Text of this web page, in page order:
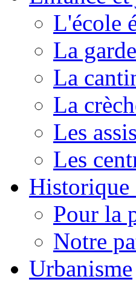
L'école
La
La
La
Les
Les
Historique
Pour la
Notre
Urbanisme